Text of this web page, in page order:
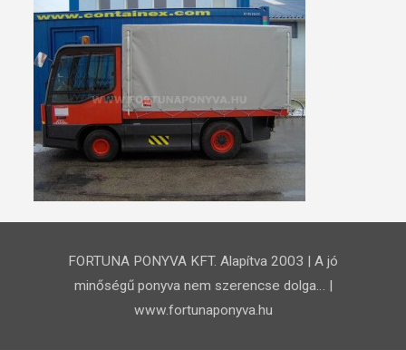
FORTUNA PONYVA KFT. Alapítva 2003 | A jó
minőségű ponyva nem szerencse dolga… |
www.fortunaponyva.hu